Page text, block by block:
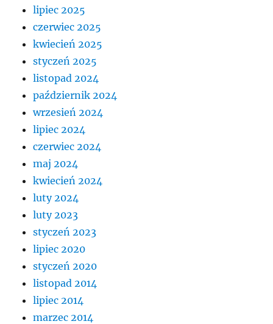
lipiec 2025
czerwiec 2025
kwiecień 2025
styczeń 2025
listopad 2024
październik 2024
wrzesień 2024
lipiec 2024
czerwiec 2024
maj 2024
kwiecień 2024
luty 2024
luty 2023
styczeń 2023
lipiec 2020
styczeń 2020
listopad 2014
lipiec 2014
marzec 2014